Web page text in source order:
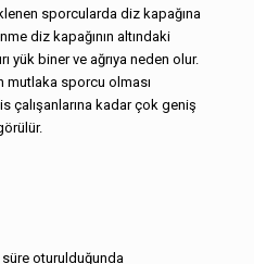
sporcularda diz kapağına
diz kapağının altındaki
yük biner ve ağrıya neden olur.
mutlaka sporcu olması
çalışanlarına kadar çok geniş
oturulduğunda